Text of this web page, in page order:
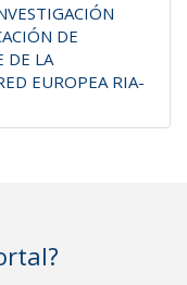
DE
DE LA
EUROPEA RIA-